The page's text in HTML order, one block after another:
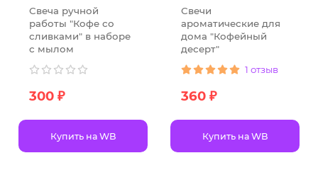
подчёркивает аромат всей композиции. Его форма и
цвет могут отличаться, что делает набор
индивидуальным и неповторимым.
✦ Атмосфера дома
Эти свечи создают особенное настроение. Аромат
помогает расслабиться, отвлечься от суеты и
погрузиться в ощущение домашнего тепла.
Набор можно использовать:
Свеча ручной
работы "Кофе со
сливками" в наборе
с мылом
300 ₽
Купить на WB
Свечи
ароматические для
дома "Кофейный
десерт"
1 отзыв
360 ₽
Купить на WB